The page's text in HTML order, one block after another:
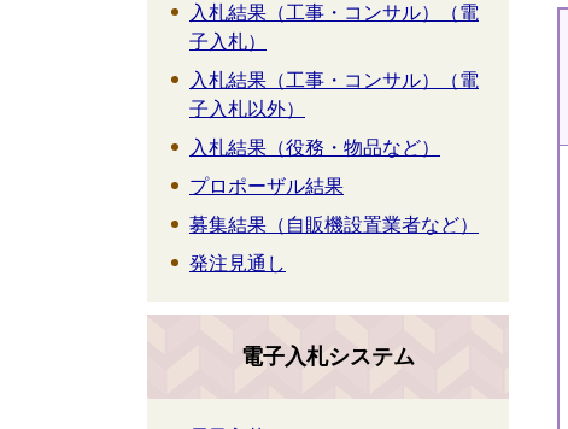
入札結果（工事・コンサル）（電
子入札）
入札結果（工事・コンサル）（電
子入札以外）
入札結果（役務・物品など）
プロポーザル結果
募集結果（自販機設置業者など）
発注見通し
電子入札システム